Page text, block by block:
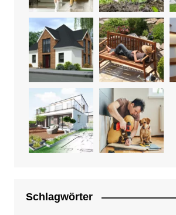
Schlagwörter